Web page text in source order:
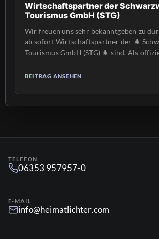
Wirtschaftspartner der
Tourismus GmbH (STG)
Wir freuen uns sehr bekanntgeben zu
ab sofort Wirtschaftspartner der 🌲
Tourismus GmbH (STG) 🌲 sind. Als
fotografischen Expertise 📸 und unseren
weltweit größte Publikumsmesse für
Freizeit 🏖, wurde die Partnerschaft nun
BEITRAG ANSEHEN
TELEFON
06353 957957-0
E-MAIL
info@heimatlichter.com